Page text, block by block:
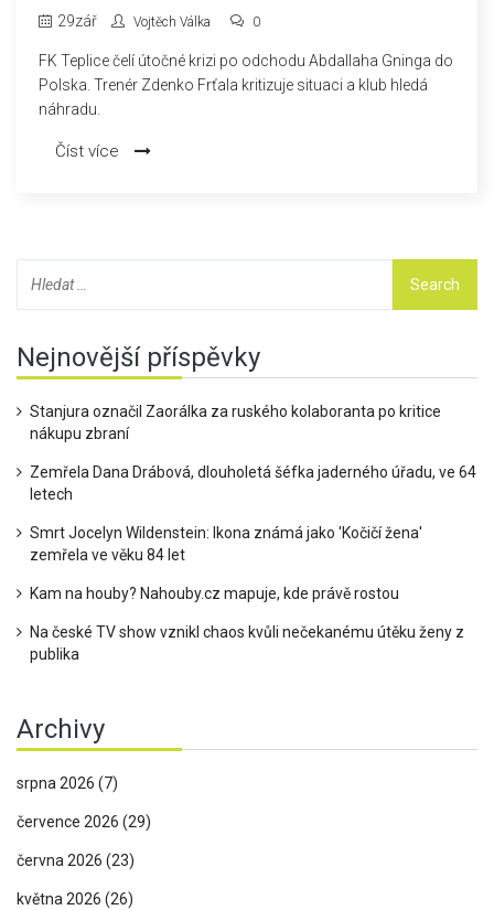
29zář Vojtěch Válka 0
FK Teplice čelí útočné krizi po odchodu Abdallaha Gninga do
Polska. Trenér Zdenko Frťala kritizuje situaci a klub hledá
náhradu.
Číst více
Nejnovější příspěvky
Stanjura označil Zaorálka za ruského kolaboranta po kritice
nákupu zbraní
Zemřela Dana Drábová, dlouholetá šéfka jaderného úřadu, ve 64
letech
Smrt Jocelyn Wildenstein: Ikona známá jako 'Kočičí žena'
zemřela ve věku 84 let
Kam na houby? Nahouby.cz mapuje, kde právě rostou
Na české TV show vznikl chaos kvůli nečekanému útěku ženy z
publika
Archivy
srpna 2026 (7)
července 2026 (29)
června 2026 (23)
května 2026 (26)